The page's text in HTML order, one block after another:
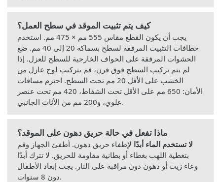
كيف يتم تثبيت الموقد في سطح العمل؟
يجب أن يكون القطع مقاس 555 مم × 475 مم. استخدم
خطافات التثبيت المرفقة لسطح بسماكة 20 إلى 40 مم. ضع
الحشوات المرفقة على الحواف الخارجية للسطح للعزل. إذا
لم يتم تركيب السطح فوق فرن، قم بتركيب لوح عازل من
الخشب على الأقل 20 مم تحت السطح. احترم مسافات
الأمان: 650 مم على الأقل تحت الشفاط، 420 مم تحت عنصر
علوي، و200 مم من الأثاث الجانبي.
ماذا تفعل في حالة حريق دهون على الموقد؟
لا تستخدم الماء أبدًا لإطفاء حريق دهون. أطفئ الجهاز وقم
بتغطية اللهب بغطاء أو بطانية مقاومة للحريق. لا تترك أبدًا
وعاء زيت أو دهون دون مراقبة على النار. يجب إبعاد الأطفال
دون 8 سنوات.